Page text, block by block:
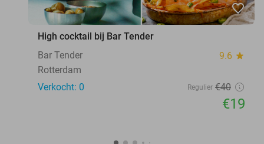
favorite_border
High cocktail bij Bar Tender
Bar Tender
9.6 star
Rotterdam
Verkocht: 0
Regulier €40
€19